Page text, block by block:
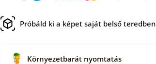
Próbáld ki a képet saját belső teredben
Környezetbarát nyomtatás